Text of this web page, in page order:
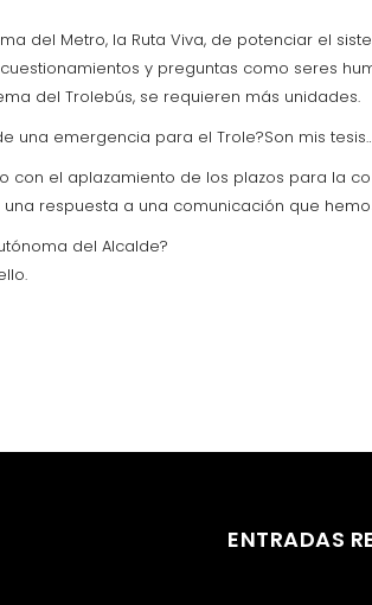
del Metro, la Ruta Viva, de potenciar el
y preguntas como seres
del Trolebús, se requieren más unidades.
una emergencia para el Trole?Son mis
con el aplazamiento de los plazos para la
respuesta a una comunicación que
del Alcalde?
ENTRADAS